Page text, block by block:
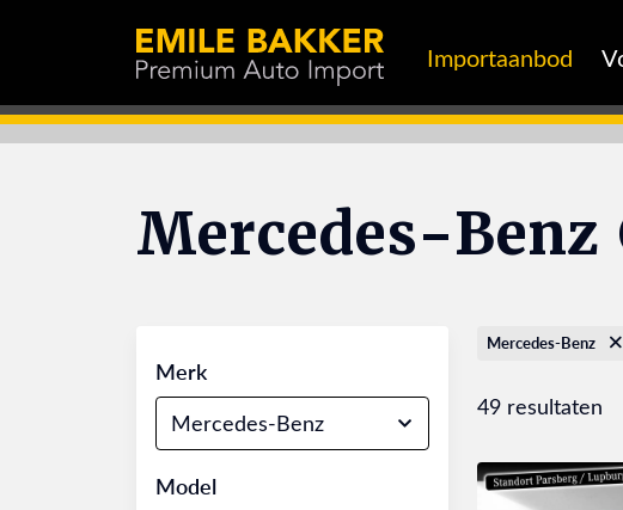
Importaanbod
Mercedes-Benz
Merk
Mercedes-Benz
Model
Mercedes-Benz
49 resultaten